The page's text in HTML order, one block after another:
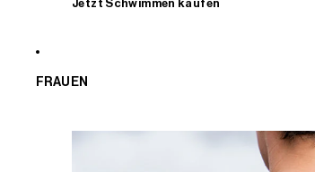
Jetzt Schwimmen kaufen
FRAUEN